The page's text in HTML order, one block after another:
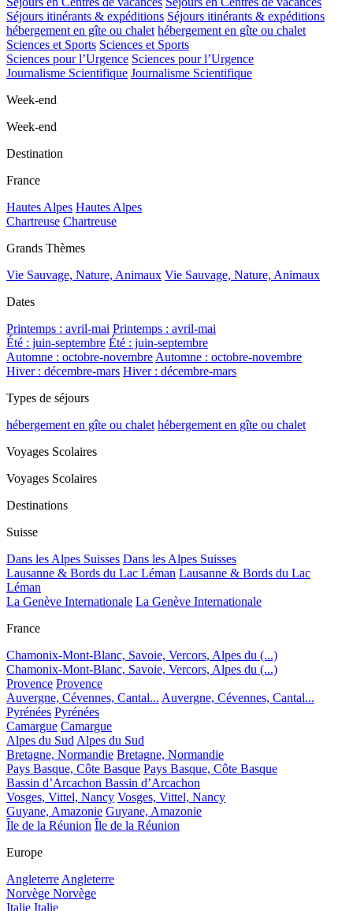
Séjours itinérants & expéditions Séjours itinérants & expéditions
hébergement en gîte ou chalet hébergement en gîte ou chalet
Sciences et Sports Sciences et Sports
Sciences pour l’Urgence Sciences pour l’Urgence
Journalisme Scientifique Journalisme Scientifique
Week-end
Week-end
Destination
France
Hautes Alpes Hautes Alpes
Chartreuse Chartreuse
Grands Thèmes
Vie Sauvage, Nature, Animaux Vie Sauvage, Nature, Animaux
Dates
Printemps : avril-mai Printemps : avril-mai
Été : juin-septembre Été : juin-septembre
Automne : octobre-novembre Automne : octobre-novembre
Hiver : décembre-mars Hiver : décembre-mars
Types de séjours
hébergement en gîte ou chalet hébergement en gîte ou chalet
Voyages Scolaires
Voyages Scolaires
Destinations
Suisse
Dans les Alpes Suisses Dans les Alpes Suisses
Lausanne & Bords du Lac Léman Lausanne & Bords du Lac
Léman
La Genève Internationale La Genève Internationale
France
Chamonix-Mont-Blanc, Savoie, Vercors, Alpes du (...)
Chamonix-Mont-Blanc, Savoie, Vercors, Alpes du (...)
Provence Provence
Auvergne, Cévennes, Cantal... Auvergne, Cévennes, Cantal...
Pyrénées Pyrénées
Camargue Camargue
Alpes du Sud Alpes du Sud
Bretagne, Normandie Bretagne, Normandie
Pays Basque, Côte Basque Pays Basque, Côte Basque
Bassin d’Arcachon Bassin d’Arcachon
Vosges, Vittel, Nancy Vosges, Vittel, Nancy
Guyane, Amazonie Guyane, Amazonie
Île de la Réunion Île de la Réunion
Europe
Angleterre Angleterre
Norvège Norvège
Italie Italie